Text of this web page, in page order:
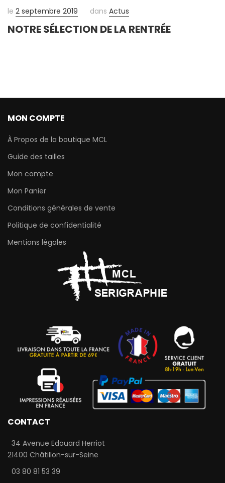
le 2 septembre 2019 dans Actus
NOTRE SÉLECTION DE LA RENTRÉE
MON COMPTE
À Propos de la boutique MCL
Guide des tailles
Mon compte
Mon Panier
Conditions générales de vente
Politique de confidentialité
Mentions légales
CONTACT
34 Avenue Edouard Herriot
21400 Châtillon-sur-Seine
03 80 81 53 39